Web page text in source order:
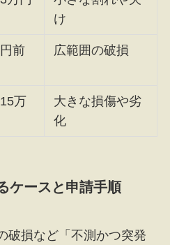
け
前
広範囲の破損
万
大きな損傷や劣
化
ケースと申請手順
破損など「不測かつ突発